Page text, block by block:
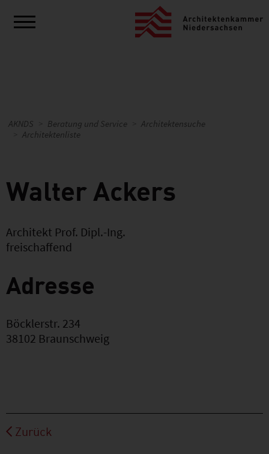
AKNDS Beratung und Service
Architektensuche
Architektenliste
Walter Ackers
Architekt Prof. Dipl.-Ing.
freischaffend
Adresse
Böcklerstr. 234
38102 Braunschweig
Zurück